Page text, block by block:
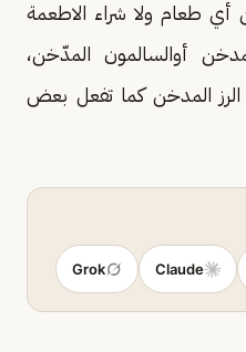
أي طعام ولا شراء الاطعمة
أوالسالمون المدّخن،
الرز المدخن كما تفعل بعض
Claude
Grok